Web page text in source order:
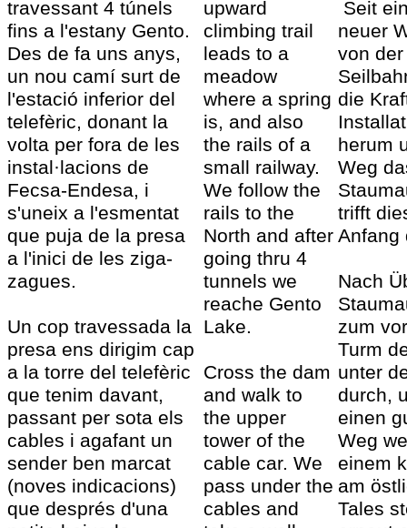
travessant 4 túnels
fins a l'estany Gento.
Des de fa uns anys,
un nou camí surt de
l'estació inferior del
telefèric, donant la
volta per fora de les
instal·lacions de
Fecsa-Endesa, i
s'uneix a l'esmentat
que puja de la presa
a l'inici de les ziga-
zagues.
Un cop travessada la
presa ens dirigim cap
a la torre del telefèric
que tenim davant,
passant per sota els
cables i agafant un
sender ben marcat
(noves indicacions)
que després d'una
upward
climbing trail
leads to a
meadow
where a spring
is, and also
the rails of a
small railway.
We follow the
rails to the
North and after
going thru 4
tunnels we
reache Gento
Lake.
Cross the dam
and walk to
the upper
tower of the
cable car. We
pass under the
cables and
Seit
neuer
von
die
herum
Weg
trifft
Anfang
Nach
zum
Turm
unter
durch,
einen
Weg
einem
am
Tales